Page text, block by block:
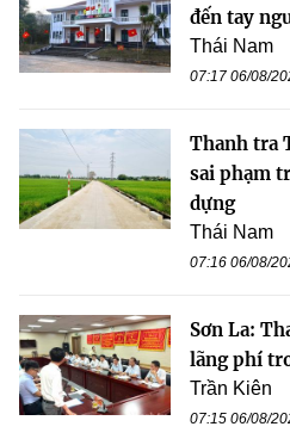
đến tay
Thái Nam
07:17 06/08/
Thanh tra
sai phạm
dựng
Thái Nam
07:16 06/08/
Sơn La:
lãng phí
Trần Kiên
07:15 06/08/